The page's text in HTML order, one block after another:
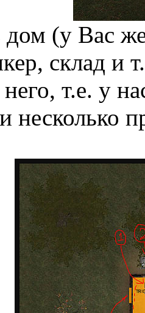
(у Вас
склад и
т.е. у
несколько